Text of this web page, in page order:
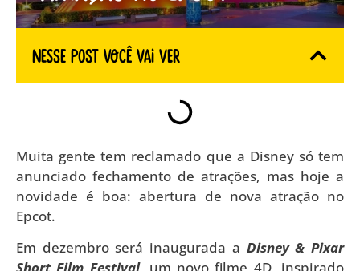
Nesse Post você vai ver
Muita gente tem reclamado que a Disney só tem
anunciado fechamento de atrações, mas hoje a
novidade é boa: abertura de nova atração no
Epcot.
Em dezembro será inaugurada a Disney & Pixar